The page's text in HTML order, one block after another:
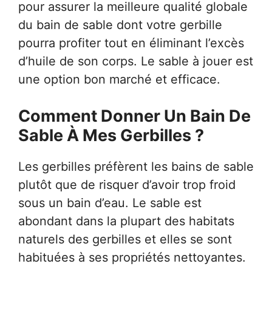
pour assurer la meilleure qualité globale
du bain de sable dont votre gerbille
pourra profiter tout en éliminant l’excès
d’huile de son corps. Le sable à jouer est
une option bon marché et efficace.
Comment Donner Un Bain De
Sable À Mes Gerbilles ?
Les gerbilles préfèrent les bains de sable
plutôt que de risquer d’avoir trop froid
sous un bain d’eau. Le sable est
abondant dans la plupart des habitats
naturels des gerbilles et elles se sont
habituées à ses propriétés nettoyantes.